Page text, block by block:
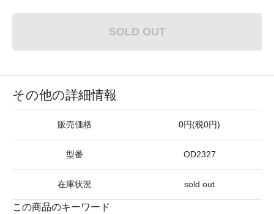
SOLD OUT
その他の詳細情報
販売価格 0円(税0円)
型番 OD2327
在庫状況 sold out
この商品のキーワード